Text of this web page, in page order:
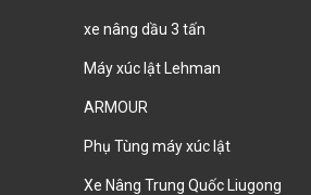
xe nâng dầu 3 tấn
Máy xúc lật Lehman
ARMOUR
Phụ Tùng máy xúc lật
Xe Nâng Trung Quốc Liugong